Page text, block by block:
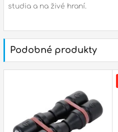
pondělí – pátek :10:00 – 18:00
neděle :ZAVŘENO
státní svátky : ZAVŘENO
studia a na živé hraní.
Podobné produkty